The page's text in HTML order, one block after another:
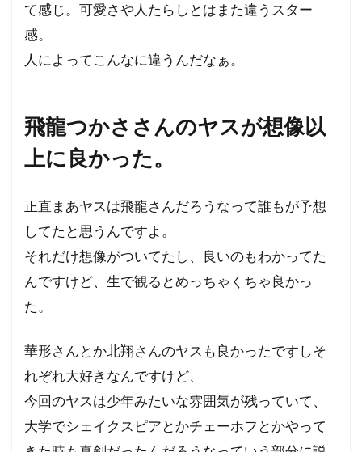
て感じ。可愛さや人たらしとはまた違うスター
感。
人によってこんなに違うんだなぁ。
飛龍つかささんのヤスが想像以
上に良かった。
正直まあヤスは飛龍さんだろうなって誰もが予想
してたと思うんですよ。
それだけ想像がついてたし、良いのもわかってた
んですけど、生で観るとめっちゃくちゃ良かっ
た。
華形さんとか北翔さんのヤスも良かったですしそ
れぞれ大好きなんですけど、
今回のヤスは少年みたいな雰囲気が残っていて、
大学でシェイクスピアとかチェーホフとかやって